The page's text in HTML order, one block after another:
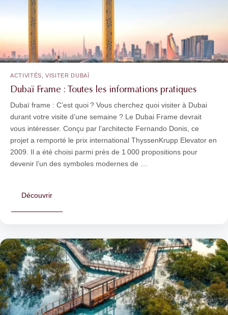
Dubaï Frame : Toutes les informations pratiques
Dubaï frame : C’est quoi ? Vous cherchez quoi visiter à Dubai
durant votre visite d’une semaine ? Le Dubai Frame devrait
vous intéresser. Conçu par l’architecte Fernando Donis, ce
projet a remporté le prix international ThyssenKrupp Elevator en
2009. Il a été choisi parmi près de 1 000 propositions pour
devenir l’un des symboles modernes de …
Découvrir
ACTIVITÉS,VISITER DUBAÏ